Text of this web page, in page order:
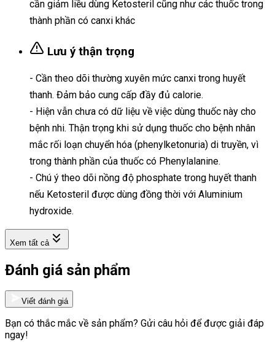
cần giảm liều dùng Ketosteril cũng như các thuốc trong
thành phần có canxi khác
Lưu ý thận trọng
- Cần theo dõi thường xuyên mức canxi trong huyết
thanh. Đảm bảo cung cấp đầy đủ calorie.
- Hiện vẫn chưa có dữ liệu về việc dùng thuốc này cho
bệnh nhi. Thận trọng khi sử dụng thuốc cho bệnh nhân
mắc rối loạn chuyển hóa (phenylketonuria) di truyền, vì
trong thành phần của thuốc có Phenylalanine.
- Chú ý theo dõi nồng độ phosphate trong huyết thanh
nếu Ketosteril được dùng đồng thời với Aluminium
hydroxide.
Xem tất cả
Đánh giá sản phẩm
Viết đánh giá
Bạn có thắc mắc về sản phẩm? Gửi câu hỏi để được giải đáp
ngay!